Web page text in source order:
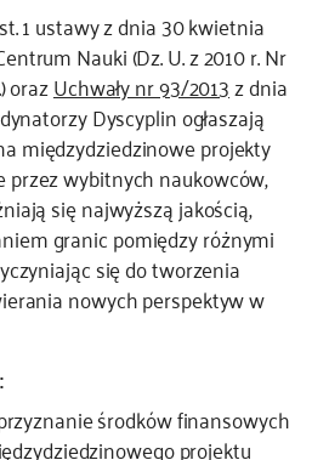
1 ustawy z dnia 30 kwietnia
Nauki (Dz. U. z 2010 r. Nr
orazUchwały nr 93/2013z dnia
Dyscyplin ogłaszają
międzydziedzinowe projekty
przez wybitnych naukowców,
się najwyższą jakością,
granic pomiędzy różnymi
się do tworzenia
nowych perspektyw w
środków finansowych
projektu